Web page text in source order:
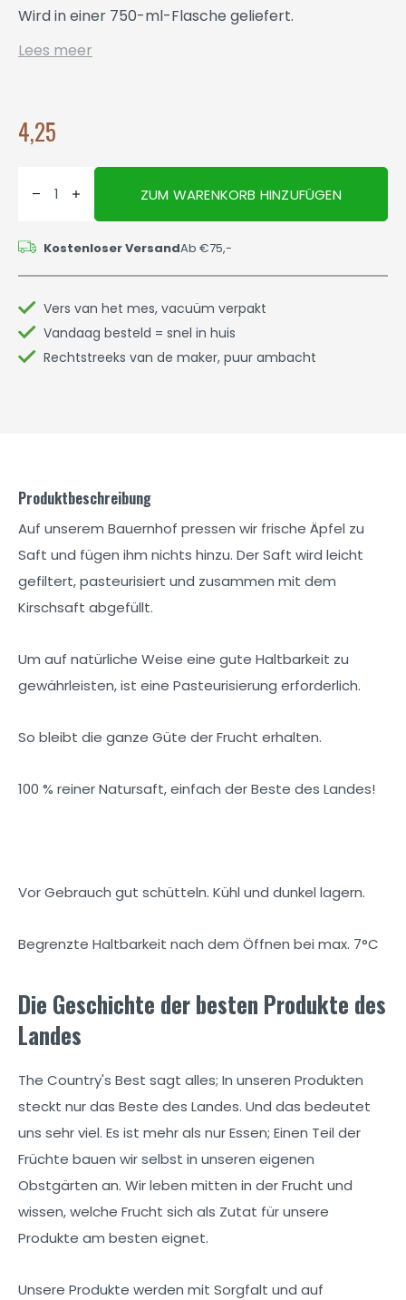
Wird in einer 750-ml-Flasche geliefert.
Lees meer
4,25
ZUM WARENKORB HINZUFÜGEN
Kostenloser VersandAb €75,-
Vers van het mes, vacuüm verpakt
Vandaag besteld = snel in huis
Rechtstreeks van de maker, puur ambacht
Produktbeschreibung
Auf unserem Bauernhof pressen wir frische Äpfel zu
Saft und fügen ihm nichts hinzu. Der Saft wird leicht
gefiltert, pasteurisiert und zusammen mit dem
Kirschsaft abgefüllt.
Um auf natürliche Weise eine gute Haltbarkeit zu
gewährleisten, ist eine Pasteurisierung erforderlich.
So bleibt die ganze Güte der Frucht erhalten.
100 % reiner Natursaft, einfach der Beste des Landes!
Vor Gebrauch gut schütteln. Kühl und dunkel lagern.
Begrenzte Haltbarkeit nach dem Öffnen bei max. 7°C
Die Geschichte der besten Produkte des
Landes
The Country's Best sagt alles; In unseren Produkten
steckt nur das Beste des Landes. Und das bedeutet
uns sehr viel. Es ist mehr als nur Essen; Einen Teil der
Früchte bauen wir selbst in unseren eigenen
Obstgärten an. Wir leben mitten in der Frucht und
wissen, welche Frucht sich als Zutat für unsere
Produkte am besten eignet.
Unsere Produkte werden mit Sorgfalt und auf